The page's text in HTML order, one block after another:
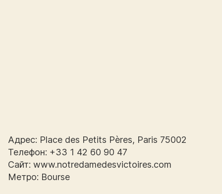
Адрес: Place des Petits Pères, Paris 75002
Телефон: +33 1 42 60 90 47
Сайт: www.notredamedesvictoires.com
Метро: Bourse